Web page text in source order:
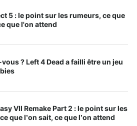
5 : le point sur les rumeurs, ce que
que l'on attend
vous ? Left 4 Dead a failli être un jeu
VII Remake Part 2 : le point sur les
que l’on sait, ce que l’on attend